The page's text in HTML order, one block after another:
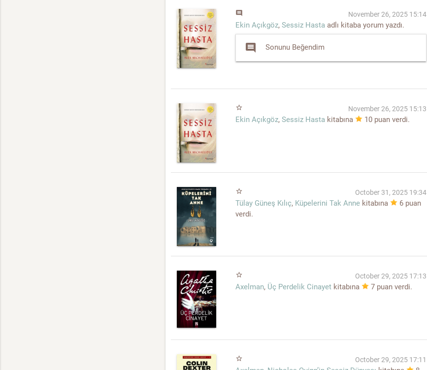
comment November 26, 2025 15:14
Ekin Açıkgöz, Sessiz Hasta adlı kitaba yorum yazdı.
comment Sonunu Beğendim
star_border November 26, 2025 15:13
Ekin Açıkgöz, Sessiz Hasta kitabına 10 puan verdi.
star_border October 31, 2025 19:34
Tülay Güneş Kılıç, Küpelerini Tak Anne kitabına 6 puan
verdi.
star_border October 29, 2025 17:13
Axelman, Üç Perdelik Cinayet kitabına 7 puan verdi.
star_border October 29, 2025 17:11